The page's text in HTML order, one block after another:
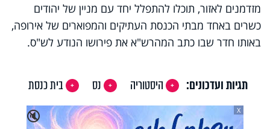
מזדמנים לאזור, תוכלו להתפלל יחד עם מניין של יהודים
כשרים באחד מבתי הכנסת העתיקים והמפוארים של אירופה,
באותו חדר שבו כתב המהרש"א את פירושו הנודע לש"ס.
תגיות ועדכונים: היסטוריה נס
בית כנסת
🔇
X